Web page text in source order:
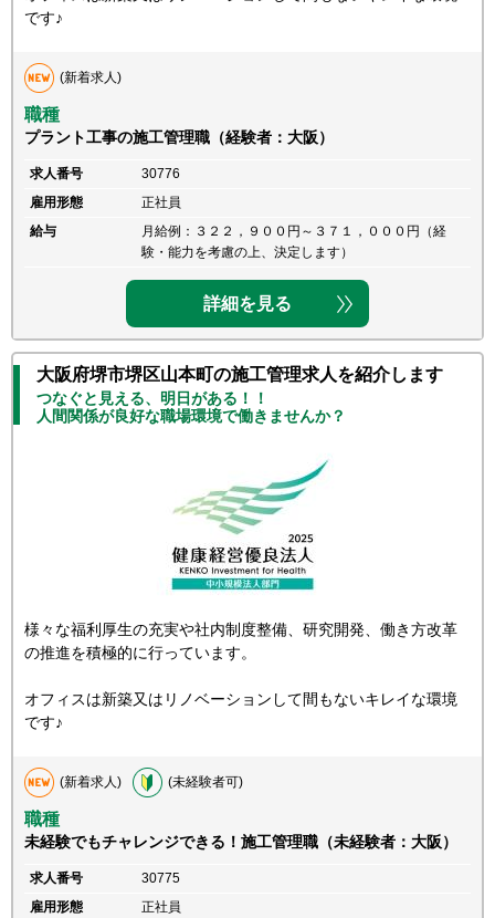
です♪
(新着求人)
職種
プラント工事の施工管理職（経験者：大阪）
求人番号
30776
雇用形態
正社員
給与
月給例：３２２，９００円～３７１，０００円（経
験・能力を考慮の上、決定します）
詳細を見る
大阪府堺市堺区山本町の施工管理求人を紹介します
つなぐと見える、明日がある！！
人間関係が良好な職場環境で働きませんか？
様々な福利厚生の充実や社内制度整備、研究開発、働き方改革
の推進を積極的に行っています。
オフィスは新築又はリノベーションして間もないキレイな環境
です♪
(新着求人) (未経験者可)
職種
未経験でもチャレンジできる！施工管理職（未経験者：大阪）
求人番号
30775
雇用形態
正社員